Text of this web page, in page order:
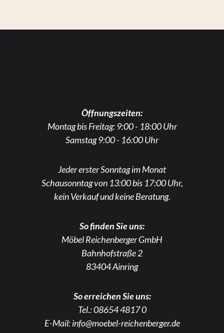
Öffnungszeiten:
Montag bis Freitag: 9:00 - 18:00 Uhr
Samstag 9:00 - 16:00 Uhr
Jeder erster Sonntag im Monat
Schausonntag von 13:00 bis 17:00 Uhr,
kein Verkauf und keine Beratung.
So finden Sie uns:
Möbel Reichenberger GmbH
Bahnhofstraße 2
83404 Ainring
So erreichen Sie uns:
Tel.:08654 4817 0
E-Mail:info@moebel-reichenberger.de